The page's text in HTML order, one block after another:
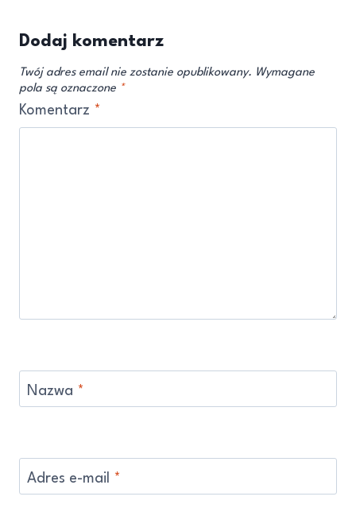
Dodaj komentarz
Twój adres email nie zostanie opublikowany. Wymagane
pola są oznaczone *
Komentarz *
Nazwa *
Adres e-mail *